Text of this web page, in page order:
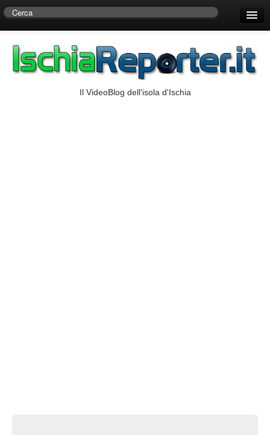
Centro di Ricerche Storiche D’Ambra
Il VideoBlog dell'isola d'Ischia